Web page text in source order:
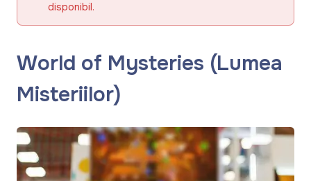
disponibil.
World of Mysteries (Lumea
Misteriilor)